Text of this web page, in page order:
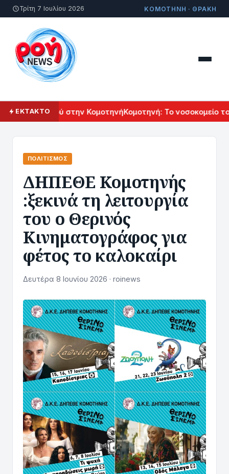
Τρίτη 7 Ιουλίου 2026 ΚΟΜΟΤΗΝΗ · ΘΡΑΚΗ
ΕΚΤΑΚΤΟ
Πολιτισμού στην ΚομοτηνήΚομοτηνή: Το νοσοκομείο του
ΠΟΛΙΤΙΣΜΌΣ
ΔΗΠΕΘΕ Κομοτηνής
:ξεκινά τη λειτουργία
του ο Θερινός
Κινηματογράφος για
φέτος το καλοκαίρι
Δευτέρα 8 Ιουνίου 2026 · roinews